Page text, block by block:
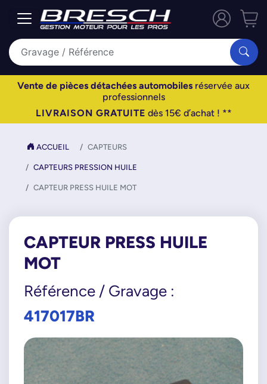
Vente de pièces détachées automobiles réservée aux
professionnels
LIVRAISON GRATUITE dès 15€ d’achat ! **
ACCUEIL CAPTEURS
CAPTEURS PRESSION HUILE
CAPTEUR PRESS HUILE MOT
CAPTEUR PRESS HUILE
MOT
Référence / Gravage :
417017BR